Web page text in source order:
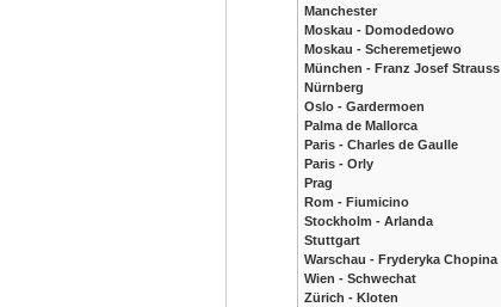
Manchester
Moskau - Domodedowo
Moskau - Scheremetjewo
München - Franz Josef Strauss
Nürnberg
Oslo - Gardermoen
Palma de Mallorca
Paris - Charles de Gaulle
Paris - Orly
Prag
Rom - Fiumicino
Stockholm - Arlanda
Stuttgart
Warschau - Fryderyka Chopina
Wien - Schwechat
Zürich - Kloten